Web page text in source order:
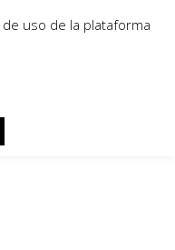
uso de la plataforma